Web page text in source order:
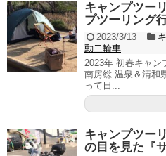
キャンプツー
プツーリング
2023/3/13
動二輪車
2023年 初春キャン
南房総 温泉＆清和
って日...
キャンプツー
の目を見た『